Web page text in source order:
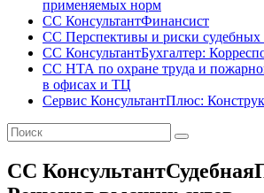
применяемых норм
СС КонсультантФинансист
СС Перспективы и риски судебных
СС КонсультантБухгалтер:
СС НТА по охране труда и
в офисах и ТЦ
Сервис КонсультантПлюс:
СС